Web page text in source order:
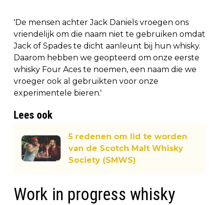
'De mensen achter Jack Daniels vroegen ons
vriendelijk om die naam niet te gebruiken omdat
Jack of Spades te dicht aanleunt bij hun whisky.
Daarom hebben we geopteerd om onze eerste
whisky Four Aces te noemen, een naam die we
vroeger ook al gebruikten voor onze
experimentele bieren.'
Lees ook
5 redenen om lid te worden
van de Scotch Malt Whisky
Society (SMWS)
Work in progress whisky